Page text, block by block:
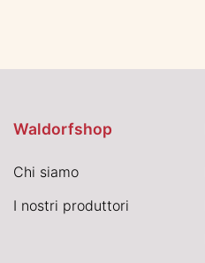
Waldorfshop
Chi siamo
I nostri produttori